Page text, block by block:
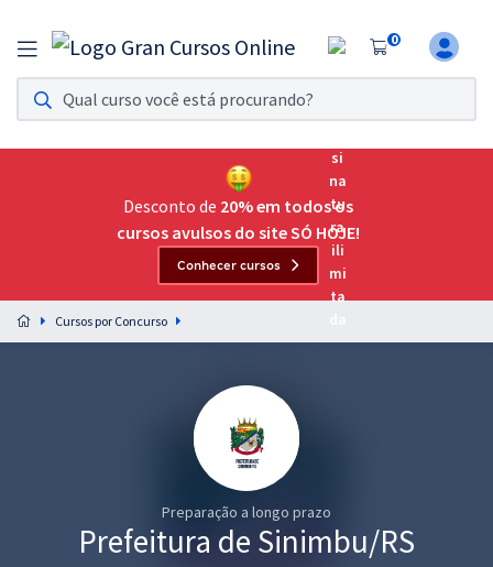
0
Assinatura Ilimitada 11
Acesso a todos os cursos. Teste grátis por 7 dias!
Assinatura OAB Até Passar
Acesso ilimitado a toda preparação para o Exame da
Preparação completa e intensiva para as principais
residências em saúde do Brasil
Graduação
Desconto de 20% em todos os
cursos avulsos do site SÓ HOJE!
Conhecer cursos
Cursos por Concurso
Preparação a longo prazo
Prefeitura de Sinimbu/RS